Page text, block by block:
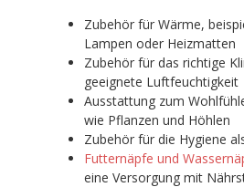
Zubehör für Wärme,
Lampen oder Heizmatten
Zubehör für das richtige
geeignete Luftfeuchtigkeit
Ausstattung zum
wie Pflanzen und Höhlen
Zubehör für die Hygiene
Futternäpfe und
eine Versorgung mit